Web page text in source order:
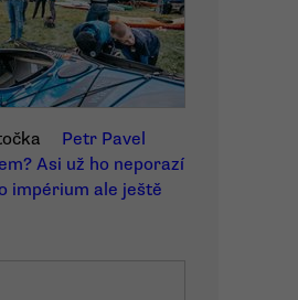
Petr Pavel
Asi už ho neporazí
impérium ale ještě